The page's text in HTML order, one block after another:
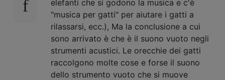
elefanti che si godono la musica e c'è
"musica per gatti" per aiutare i gatti a
rilassarsi, ecc.), Ma la conclusione a cui
sono arrivato è che è il suono vuoto negli
strumenti acustici. Le orecchie dei gatti
raccolgono molte cose e forse il suono
dello strumento vuoto che si muove